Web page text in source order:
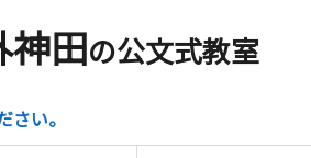
神田の公文式教室
い。